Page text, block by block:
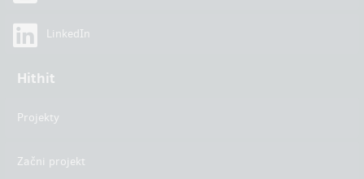
LinkedIn
Hithit
Projekty
Začni projekt